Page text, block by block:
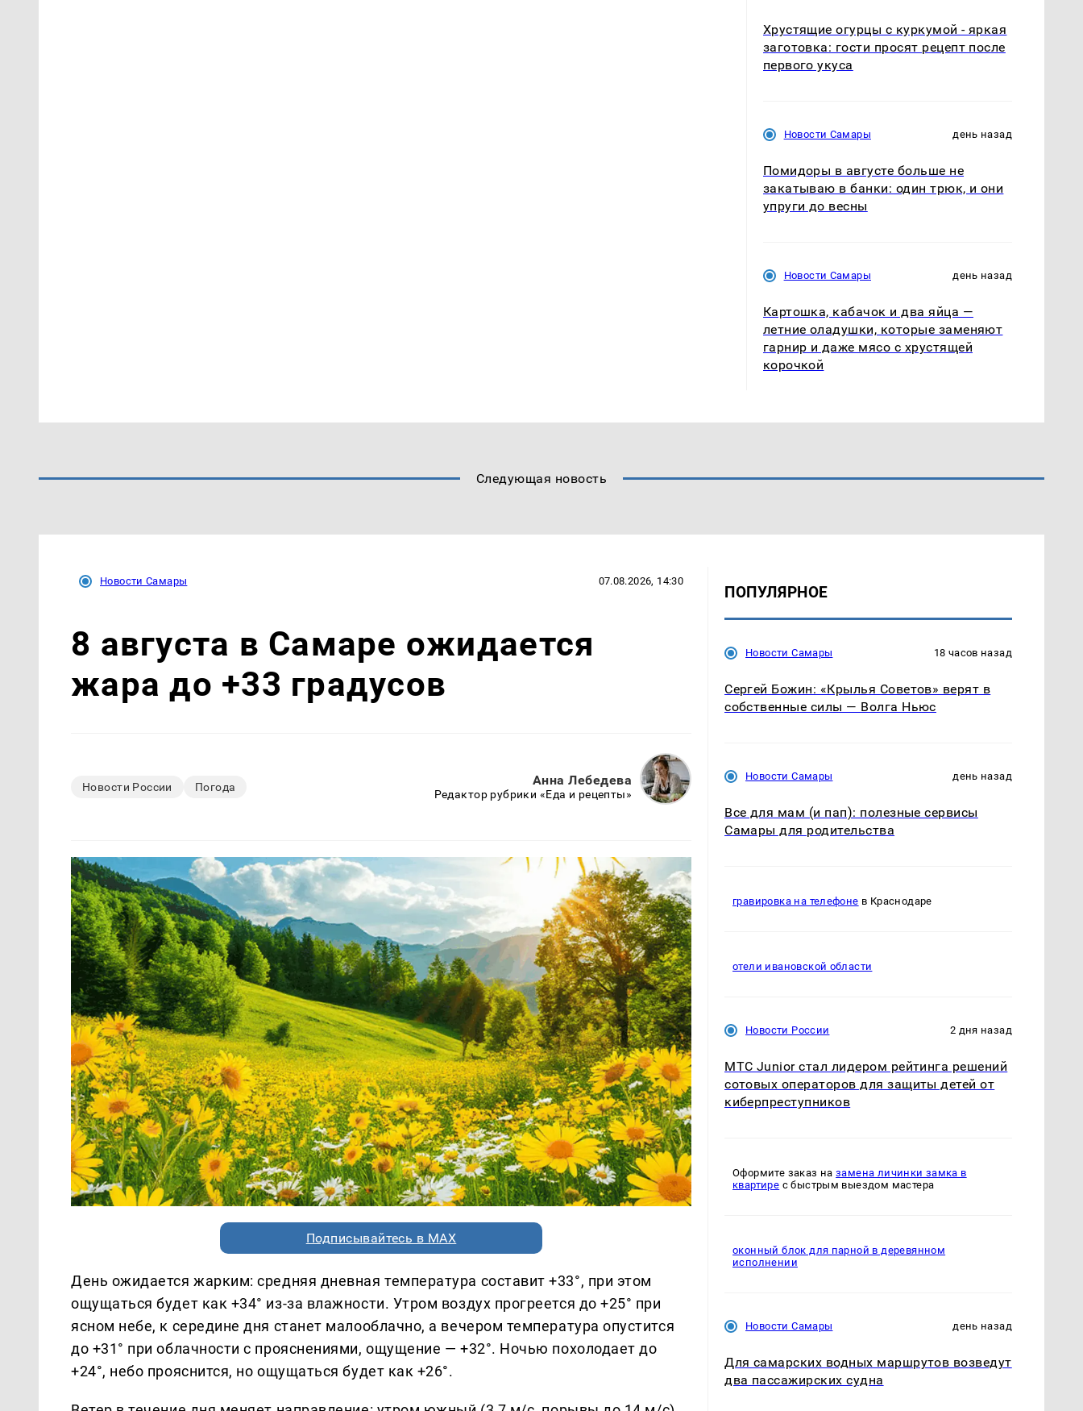
Хрустящие огурцы с куркумой - яркая
заготовка: гости просят рецепт после
первого укуса
Новости Самары день назад
Помидоры в августе больше не
закатываю в банки: один трюк, и они
упруги до весны
Новости Самары день назад
Картошка, кабачок и два яйца —
летние оладушки, которые заменяют
гарнир и даже мясо с хрустящей
корочкой
Следующая новость
Новости Самары 07.08.2026, 14:30
8 августа в Самаре ожидается
жара до +33 градусов
Новости России Погода Анна Лебедева
Редактор рубрики «Еда и рецепты»
Подписывайтесь в MAX
День ожидается жарким: средняя дневная температура составит +33°, при этом
ощущаться будет как +34° из-за влажности. Утром воздух прогреется до +25° при
ясном небе, к середине дня станет малооблачно, а вечером температура опустится
до +31° при облачности с прояснениями, ощущение — +32°. Ночью похолодает до
+24°, небо прояснится, но ощущаться будет как +26°.
ПОПУЛЯРНОЕ
Новости Самары 18 часов назад
Сергей Божин: «Крылья Советов» верят в
собственные силы — Волга Ньюс
Новости Самары день назад
Все для мам (и пап): полезные сервисы
Самары для родительства
гравировка на телефоне в Краснодаре
отели ивановской области
Новости России 2 дня назад
МТС Junior стал лидером рейтинга решений
сотовых операторов для защиты детей от
киберпреступников
Оформите заказ назамена личинки замка в
квартире с быстрым выездом мастера
оконный блок для парной в деревянном
исполнении
Новости Самары день назад
Для самарских водных маршрутов возведут
два пассажирских судна